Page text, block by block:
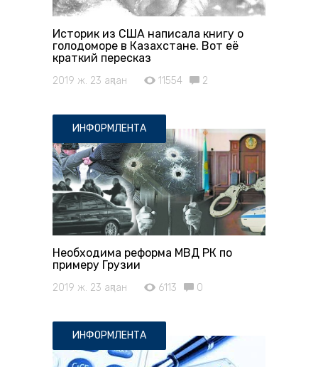
Историк из США написала книгу о
голодоморе в Казахстане. Вот её
краткий пересказ
2019 ж. 23 ақпан 11554 2
ИНФОРМЛЕНТА
Необходима реформа МВД РК по
примеру Грузии
2019 ж. 23 ақпан 6113 0
ИНФОРМЛЕНТА